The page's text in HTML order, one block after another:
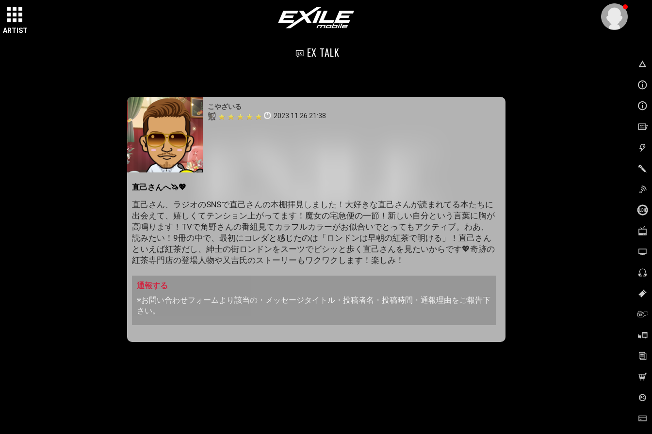
ARTIST
EX TALK
こやざいる
2023.11.26 21:38
直己さんへ🦄💖
直己さん、ラジオのSNSで直己さんの本棚拝見しました！大好きな直己さんが読まれてる本たちに
出会えて、嬉しくてテンション上がってます！魔女の宅急便の一節！新しい自分という言葉に胸が
高鳴ります！TVで角野さんの番組見てカラフルカラーがお似合いでとってもアクティブ。わあ、
読みたい！9冊の中で、最初にコレダと感じたのは「ロンドンは早朝の紅茶で明ける」！直己さん
といえば紅茶だし、紳士の街ロンドンをスーツでビシッと歩く直己さんを見たいからです💖奇跡の
紅茶専門店の登場人物や又吉氏のストーリーもワクワクします！楽しみ！
通報する
※お問い合わせフォームより該当の・メッセージタイトル・投稿者名・投稿時間・通報理由をご報告下
さい。